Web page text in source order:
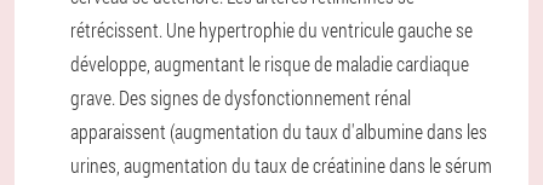
rétrécissent. Une hypertrophie du ventricule gauche se
développe, augmentant le risque de maladie cardiaque
grave. Des signes de dysfonctionnement rénal
apparaissent (augmentation du taux d'albumine dans les
urines, augmentation du taux de créatinine dans le sérum